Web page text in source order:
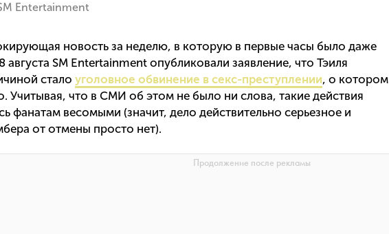
Entertainment
новость за неделю, в которую в первые часы было даже
SM Entertainment опубликовали заявление, что Тэиля
стало уголовное обвинение в секс-преступлении, о котором
Учитывая, что в СМИ об этом не было ни слова, такие действия
фанатам весомыми (значит, дело действительно серьезное и
от отмены просто нет).